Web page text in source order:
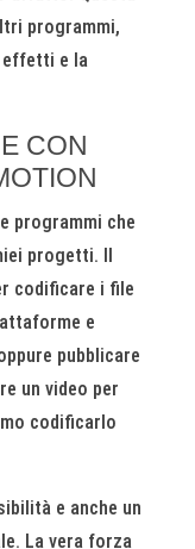
programmi,
effetti e la
CON
programmi che
progetti. Il
codificare i file
e
pubblicare
un video per
codificarlo
e anche un
La vera forza